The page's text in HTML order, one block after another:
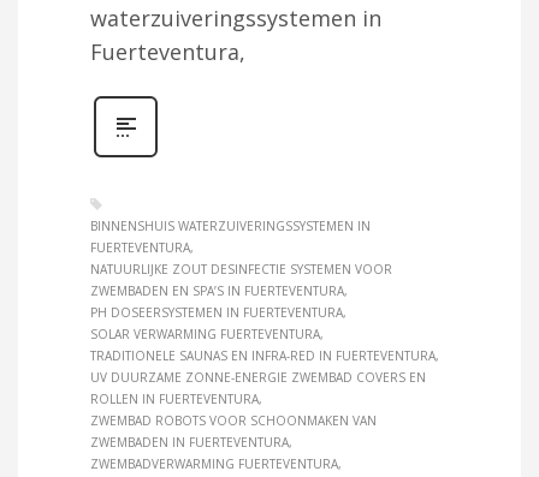
waterzuiveringssystemen in
Fuerteventura,
BINNENSHUIS WATERZUIVERINGSSYSTEMEN IN
FUERTEVENTURA
NATUURLIJKE ZOUT DESINFECTIE SYSTEMEN VOOR
ZWEMBADEN EN SPA’S IN FUERTEVENTURA
PH DOSEERSYSTEMEN IN FUERTEVENTURA
SOLAR VERWARMING FUERTEVENTURA
TRADITIONELE SAUNAS EN INFRA-RED IN FUERTEVENTURA
UV DUURZAME ZONNE-ENERGIE ZWEMBAD COVERS EN
ROLLEN IN FUERTEVENTURA
ZWEMBAD ROBOTS VOOR SCHOONMAKEN VAN
ZWEMBADEN IN FUERTEVENTURA
ZWEMBADVERWARMING FUERTEVENTURA